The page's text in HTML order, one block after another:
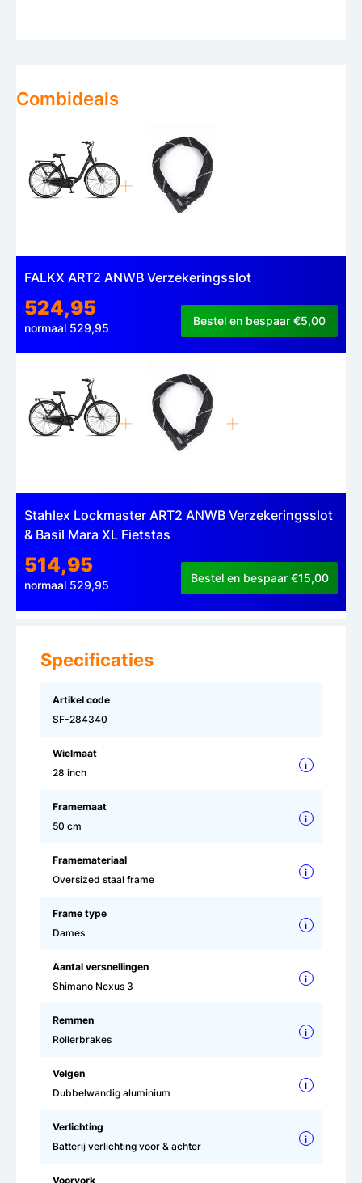
Combideals
FALKX ART2 ANWB Verzekeringsslot
524,95
normaal 529,95
Bestel en bespaar €5,00
Stahlex Lockmaster ART2 ANWB Verzekeringsslot
& Basil Mara XL Fietstas
514,95
normaal 529,95
Bestel en bespaar €15,00
Specificaties
Artikel code
SF-284340
Wielmaat
28 inch
i
Framemaat
50 cm
i
Framemateriaal
Oversized staal frame
i
Frame type
Dames
i
Aantal versnellingen
Shimano Nexus 3
i
Remmen
Rollerbrakes
i
Velgen
Dubbelwandig aluminium
i
Verlichting
Batterij verlichting voor & achter
i
Voorvork